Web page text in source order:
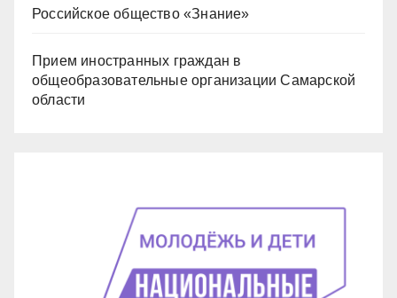
Российское общество «Знание»
Прием иностранных граждан в
общеобразовательные организации Самарской
области